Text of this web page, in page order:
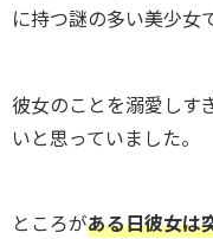
に持つ謎の多い美少女
彼女のことを溺愛しす
いと思っていました。
ところがある日彼女は